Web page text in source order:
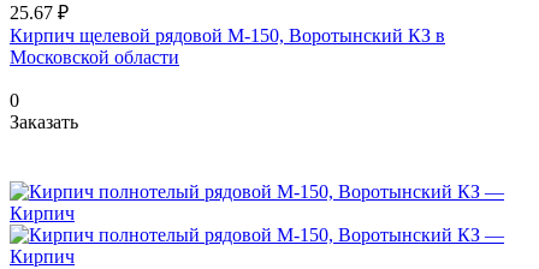
25.67 ₽
Кирпич щелевой рядовой М-150, Воротынский КЗ в
Московской области
0
Заказать